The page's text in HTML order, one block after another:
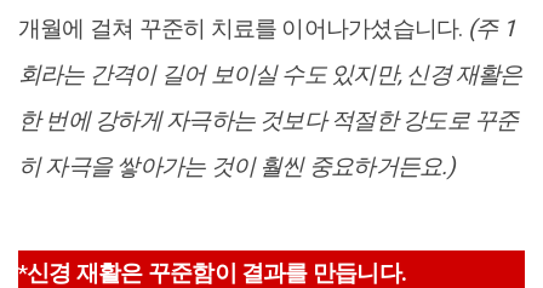
개월에 걸쳐 꾸준히 치료를 이어나가셨습니다. (주 1
회라는 간격이 길어 보이실 수도 있지만, 신경 재활은
한 번에 강하게 자극하는 것보다 적절한 강도로 꾸준
히 자극을 쌓아가는 것이 훨씬 중요하거든요.)
*신경 재활은 꾸준함이 결과를 만듭니다.